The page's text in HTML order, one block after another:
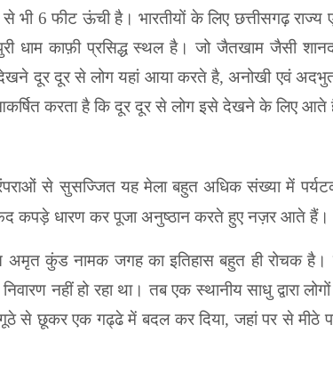
भी 6 फीट ऊंची है। भारतीयों के लिए छत्तीसगढ़
धाम काफ़ी प्रसिद्ध स्थल है। जो जैतखाम जैसी
देखने दूर दूर से लोग यहां आया करते है, अनोखी एवं
करता है कि दूर दूर से लोग इसे देखने के लिए आते
से सुसज्जित यह मेला बहुत अधिक संख्या में
कपड़े धारण कर पूजा अनुष्ठान करते हुए नज़र आते हैं।
अमृत कुंड नामक जगह का इतिहास बहुत ही रोचक है।
नहीं हो रहा था। तब एक स्थानीय साधु द्वारा
से छूकर एक गढ्ढे में बदल कर दिया, जहां पर से मीठे